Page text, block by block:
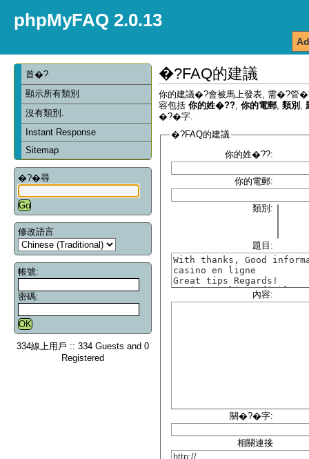
phpMyFAQ 2.0.13
首�?
顯示所有類別
沒有類別.
Instant Response
Sitemap
�?�尋
修改語言
帳號:
密碼:
334線上用戶 :: 334 Guests and 0
Registered
�?FAQ的建議
你的建議�?會被馬上發表, 需�?管
容包括 你的姓�?? 你的電郵 類別
�?�字.
�?FAQ的建議
你的姓�??:
你的電郵:
類別:
題目:
內容:
關�?�字:
相關連接